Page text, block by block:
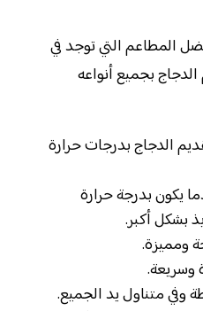
المطاعم التي توجد في
بجميع أنواعه
الدجاج بدرجات حرارة
يكون بدرجة حرارة
بشكل أكبر.
ومميزة.
وسريعة.
وفي متناول يد الجميع.